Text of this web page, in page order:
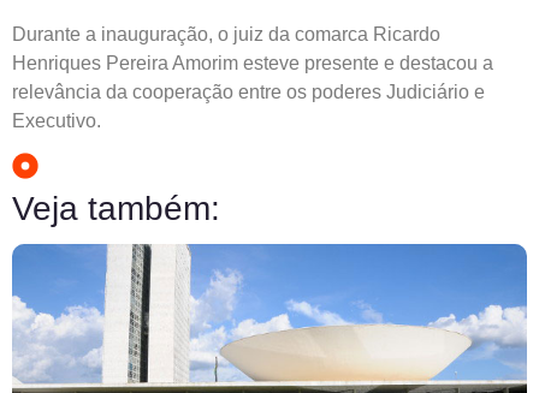
Durante a inauguração, o juiz da comarca Ricardo
Henriques Pereira Amorim esteve presente e destacou a
relevância da cooperação entre os poderes Judiciário e
Executivo.
Veja também: